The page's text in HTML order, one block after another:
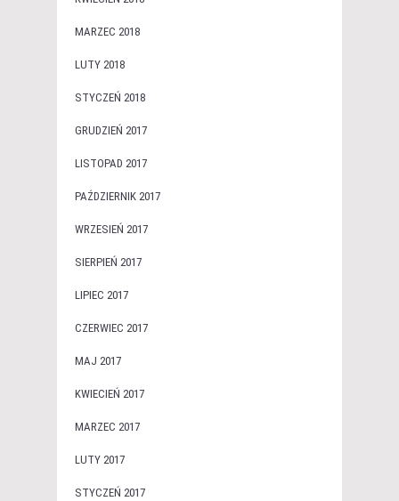
MARZEC 2018
LUTY 2018
STYCZEŃ 2018
GRUDZIEŃ 2017
LISTOPAD 2017
PAŹDZIERNIK 2017
WRZESIEŃ 2017
SIERPIEŃ 2017
LIPIEC 2017
CZERWIEC 2017
MAJ 2017
KWIECIEŃ 2017
MARZEC 2017
LUTY 2017
STYCZEŃ 2017